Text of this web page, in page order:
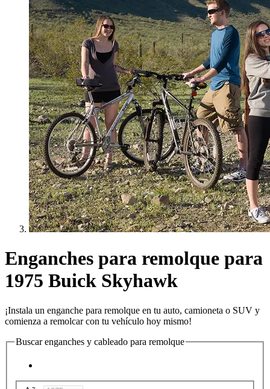
Enganches para remolque para
1975 Buick Skyhawk
¡Instala un enganche para remolque en tu auto, camioneta o SUV y
comienza a remolcar con tu vehículo hoy mismo!
Buscar enganches y cableado para remolque